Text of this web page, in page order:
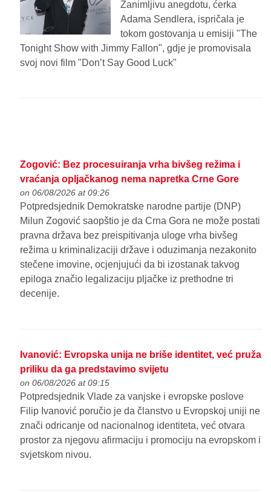
Zanimljivu anegdotu, ćerka
Adama Sendlera, ispričala je
tokom gostovanja u emisiji "The
Tonight Show with Jimmy Fallon", gdje je promovisala
svoj novi film "Don’t Say Good Luck"
Zogović: Bez procesuiranja vrha bivšeg režima i
vraćanja opljačkanog nema napretka Crne Gore
on 06/08/2026 at 09:26
Potpredsjednik Demokratske narodne partije (DNP)
Milun Zogović saopštio je da Crna Gora ne može postati
pravna država bez preispitivanja uloge vrha bivšeg
režima u kriminalizaciji države i oduzimanja nezakonito
stečene imovine, ocjenjujući da bi izostanak takvog
epiloga značio legalizaciju pljačke iz prethodne tri
decenije.
Ivanović: Evropska unija ne briše identitet, već pruža
priliku da ga predstavimo svijetu
on 06/08/2026 at 09:15
Potpredsjednik Vlade za vanjske i evropske poslove
Filip Ivanović poručio je da članstvo u Evropskoj uniji ne
znači odricanje od nacionalnog identiteta, već otvara
prostor za njegovu afirmaciju i promociju na evropskom i
svjetskom nivou.